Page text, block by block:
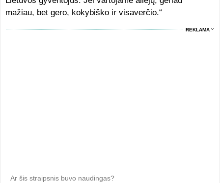
mažiau, bet gero, kokybiško ir visaverčio.“
REKLAMA
Ar šis straipsnis buvo naudingas?